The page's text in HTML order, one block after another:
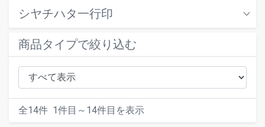
シヤチハタ一行印
商品タイプで絞り込む
全14件 1件目～ 14件目を表示